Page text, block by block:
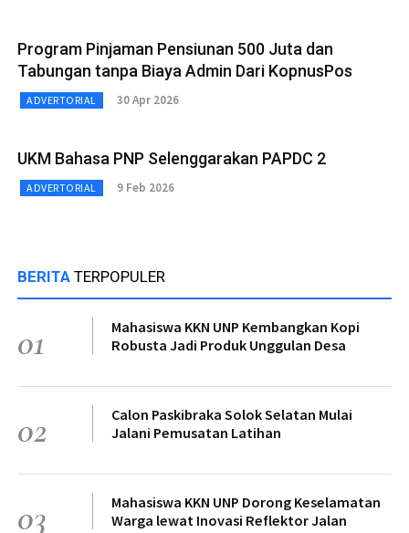
Program Pinjaman Pensiunan 500 Juta dan
Tabungan tanpa Biaya Admin Dari KopnusPos
ADVERTORIAL 30 Apr 2026
UKM Bahasa PNP Selenggarakan PAPDC 2
ADVERTORIAL 9 Feb 2026
BERITA TERPOPULER
01
Mahasiswa KKN UNP Kembangkan Kopi
Robusta Jadi Produk Unggulan Desa
02
Calon Paskibraka Solok Selatan Mulai
Jalani Pemusatan Latihan
03
Mahasiswa KKN UNP Dorong Keselamatan
Warga lewat Inovasi Reflektor Jalan